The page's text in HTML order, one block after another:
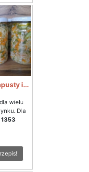
i...
wielu
Dla